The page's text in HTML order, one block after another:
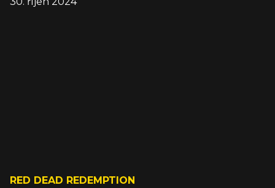
RED DEAD REDEMPTION